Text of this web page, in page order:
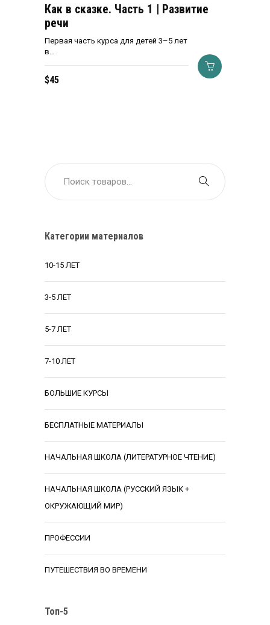
Как в сказке. Часть 1 | Развитие
речи
Первая часть курса для детей 3–5 лет
в…
$45
Категории материалов
10-15 ЛЕТ
3-5 ЛЕТ
5-7 ЛЕТ
7-10 ЛЕТ
БОЛЬШИЕ КУРСЫ
БЕСПЛАТНЫЕ МАТЕРИАЛЫ
НАЧАЛЬНАЯ ШКОЛА (ЛИТЕРАТУРНОЕ ЧТЕНИЕ)
НАЧАЛЬНАЯ ШКОЛА (РУССКИЙ ЯЗЫК +
ОКРУЖАЮЩИЙ МИР)
ПРОФЕССИИ
ПУТЕШЕСТВИЯ ВО ВРЕМЕНИ
Топ-5